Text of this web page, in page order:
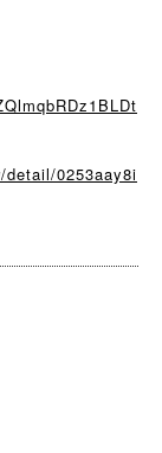
0253aay8i